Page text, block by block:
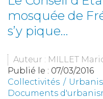
mosquée de
s’y pique…
Auteur : MILLET
Publié le : 07/03/2016
Collectivités /
Documents